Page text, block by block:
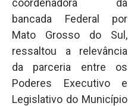
coordenadora da
bancada Federal por
Mato Grosso do Sul,
ressaltou a relevância
da parceria entre os
Poderes Executivo e
Legislativo do Município